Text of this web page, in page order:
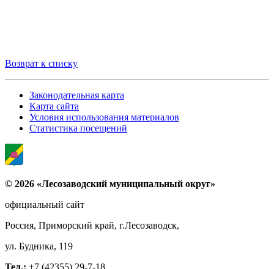
Возврат к списку
Законодательная карта
Карта сайта
Условия использования материалов
Статистика посещений
© 2026 «Лесозаводский муниципальный округ»
официальный сайт
Россия, Приморский край, г.Лесозаводск,
ул. Будника, 119
Тел.: +7 (42355) 29-7-18